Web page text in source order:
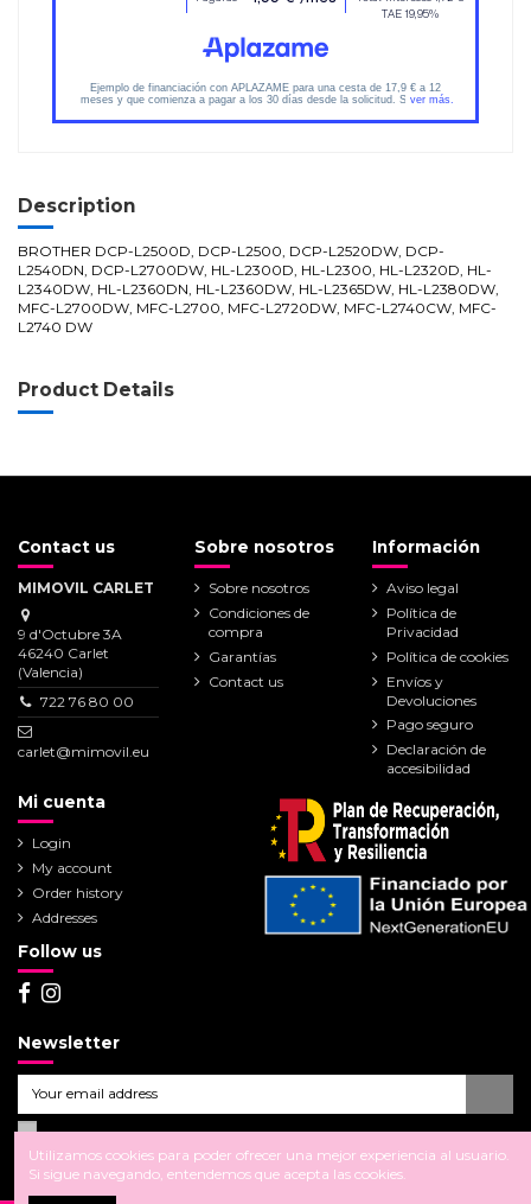
Description
BROTHER DCP-L2500D, DCP-L2500, DCP-L2520DW, DCP-
L2540DN, DCP-L2700DW, HL-L2300D, HL-L2300, HL-L2320D, HL-
L2340DW, HL-L2360DN, HL-L2360DW, HL-L2365DW, HL-L2380DW,
MFC-L2700DW, MFC-L2700, MFC-L2720DW, MFC-L2740CW, MFC-
L2740 DW
Product Details
Contact us
MIMOVIL CARLET
9 d'Octubre 3A
46240 Carlet
(Valencia)
722 76 80 00
carlet@mimovil.eu
Sobre nosotros
Sobre nosotros
Condiciones de
compra
Garantías
Contact us
Información
Aviso legal
Política de
Privacidad
Política de cookies
Envíos y
Devoluciones
Pago seguro
Declaración de
accesibilidad
Mi cuenta
Login
My account
Order history
Addresses
Follow us
Newsletter
Utilizamos cookies para poder ofrecer una mejor experiencia al usuario.
Si sigue navegando, entendemos que acepta las cookies.